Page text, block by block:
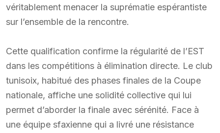
véritablement menacer la suprématie espérantiste
sur l’ensemble de la rencontre.
Cette qualification confirme la régularité de l’EST
dans les compétitions à élimination directe. Le club
tunisoix, habitué des phases finales de la Coupe
nationale, affiche une solidité collective qui lui
permet d’aborder la finale avec sérénité. Face à
une équipe sfaxienne qui a livré une résistance